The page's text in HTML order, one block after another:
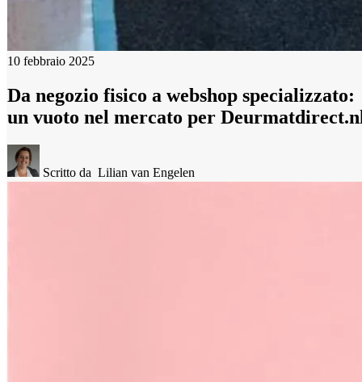
10 febbraio 2025
Da negozio fisico a webshop specializzato:
un vuoto nel mercato per
Scritto da Lilian van Engelen